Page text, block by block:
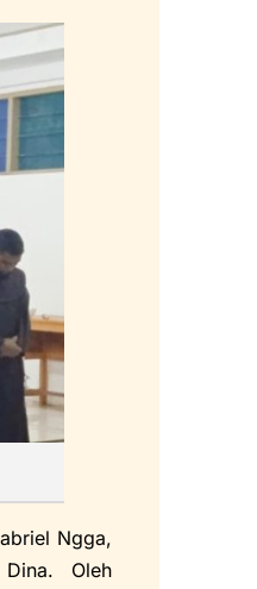
Ngga,
Dina. Oleh